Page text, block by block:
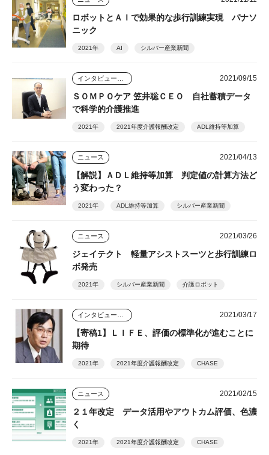
ロボットとＡＩで効果的な歩行訓練実現 パナソ
ニック
2021年 AI シルバー産業新聞
2021/09/15
ＳＯＭＰＯケア 笠井聡ＣＥＯ 自社蓄積データ
で科学的介護推進
2021年 2021年度介護報酬改定 ADL維持等加算
ニュース 2021/04/13
【解説】ＡＤＬ維持等加算 判定値の計算方法ど
う変わった？
2021年 ADL維持等加算 シルバー産業新聞
ニュース 2021/03/26
ジェイテクト 軽量アシストスーツと歩行訓練ロ
ボ発売
2021年 シルバー産業新聞 介護ロボット
2021/03/17
【寄稿1】ＬＩＦＥ、評価の標準化が進むことに
期待
2021年 2021年度介護報酬改定 CHASE
ニュース 2021/02/15
２１年改定 データ活用やアウトカム評価、色濃
く
2021年 2021年度介護報酬改定 CHASE